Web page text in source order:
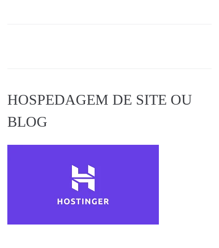
HOSPEDAGEM DE SITE OU
BLOG